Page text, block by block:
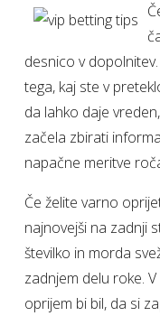
desnico v
tega, kaj ste v
da lahko daje
začela zbirati
napačne meritve
Če želite varno
najnovejši na zadnji
številko in morda
zadnjem delu roke.
oprijem bi bil, da si